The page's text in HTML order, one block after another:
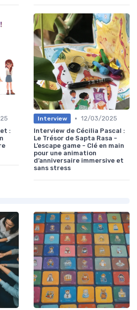
:
Interview • 12/03/2025
Interview de Cécilia Pascal :
Le Trésor de Sapta Rasa -
L’escape game - Clé en main
pour une animation
d’anniversaire immersive et
sans stress